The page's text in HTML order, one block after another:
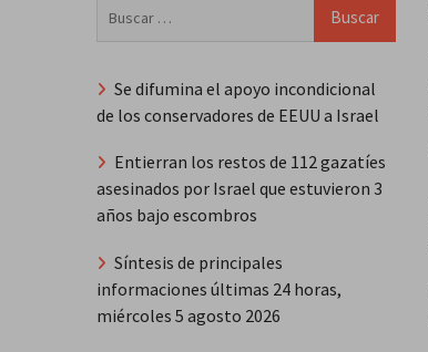
Se difumina el apoyo incondicional
de los conservadores de EEUU a Israel
Entierran los restos de 112 gazatíes
asesinados por Israel que estuvieron 3
años bajo escombros
Síntesis de principales
informaciones últimas 24 horas,
miércoles 5 agosto 2026